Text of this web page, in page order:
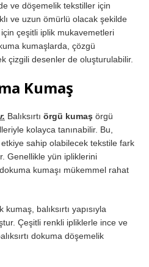
ve döşemelik tekstiller için
ve uzun ömürlü olacak şekilde
çeşitli iplik mukavemetleri
kumaşlarda, çözgü
çizgili desenler de oluşturulabilir.
Kumaş
Balıksırtı örgü kumaş örgü
kolayca tanınabilir. Bu,
sahip olabilecek tekstile fark
Genellikle yün ipliklerini
dokuma kumaşı mükemmel rahat
balıksırtı yapısıyla
Çeşitli renkli ipliklerle ince ve
dokuma döşemelik